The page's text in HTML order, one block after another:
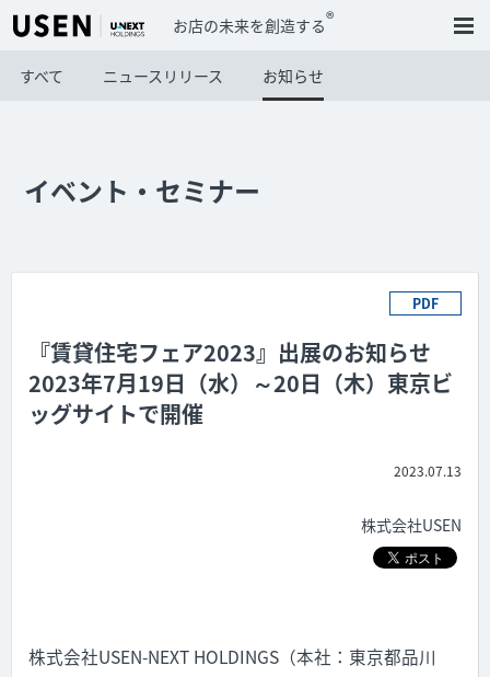
お店の未来を創造する®
すべて ニュースリリース お知らせ
イベント・セミナー
PDF
『賃貸住宅フェア2023』出展のお知らせ
2023年7月19日（水）～20日（木）東京ビ
ッグサイトで開催
2023.07.13
株式会社USEN
株式会社USEN-NEXT HOLDINGS（本社：東京都品川